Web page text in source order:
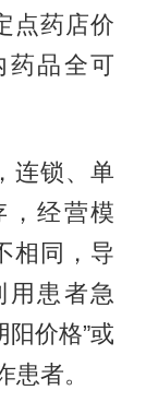
点药店价
药品全可
连锁、单
，经营模
相同，导
用患者急
阳价格”或
患者。